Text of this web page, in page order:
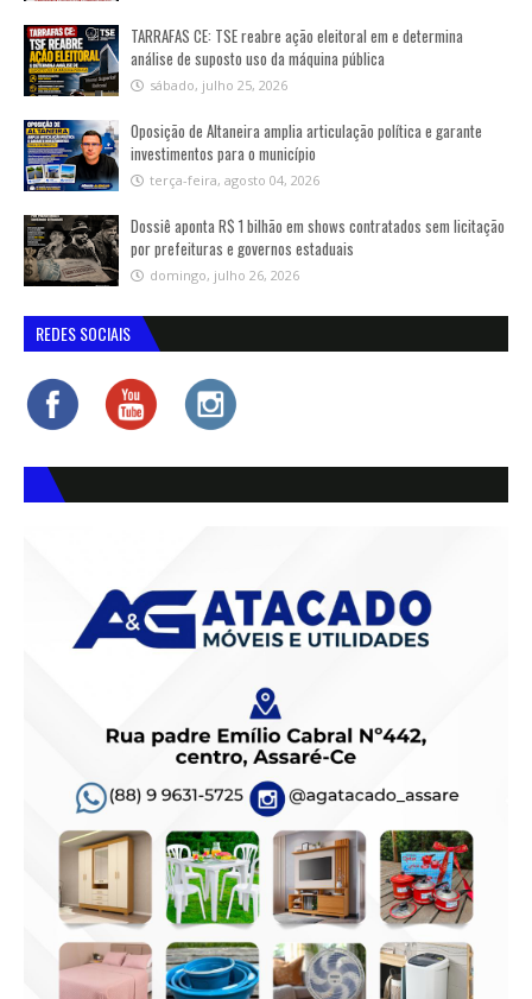
TARRAFAS CE: TSE reabre ação eleitoral em e determina
análise de suposto uso da máquina pública
sábado, julho 25, 2026
Oposição de Altaneira amplia articulação política e garante
investimentos para o município
terça-feira, agosto 04, 2026
Dossiê aponta R$ 1 bilhão em shows contratados sem licitação
por prefeituras e governos estaduais
domingo, julho 26, 2026
REDES SOCIAIS